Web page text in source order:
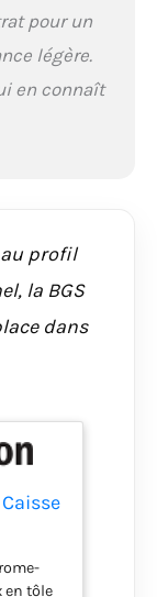
6 - 32
Mètre
mm |
pour un
légère.
en connaît
profil
la BGS
dans
en tôle